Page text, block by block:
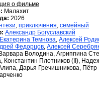
о фильме
Малахит
2026
, приключения, семейный
Александр Богуславский
Екатерина Темнова, Алексей
Федорцов, Алексей
Володина, Агриппина
Константин Плотников (II),
Дарья Гречишникова, Пётр